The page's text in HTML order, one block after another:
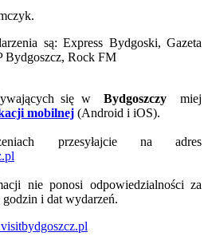
są: Express Bydgoski, Gazeta
Bydgoszcz, Rock FM
się wBydgoszczy miej
mobilnej (Android i iOS).
przesyłajcie na adres
nie ponosi odpowiedzialności za
i dat wydarzeń.